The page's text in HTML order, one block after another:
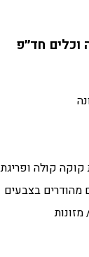
וכלים חד״פ
קולה ופריגת
מהודרים בצבעים